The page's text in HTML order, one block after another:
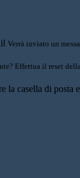
Verrà inviato un
Effettua il reset
la casella di posta